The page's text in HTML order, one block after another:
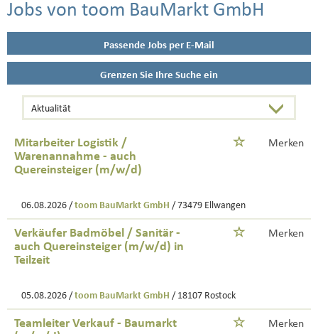
Jobs von toom BauMarkt GmbH
Passende Jobs per E-Mail
Grenzen Sie Ihre Suche ein
Mitarbeiter Logistik /
Warenannahme - auch
Quereinsteiger (m/w/d)
Merken
06.08.2026 / toom BauMarkt GmbH / 73479 Ellwangen
Verkäufer Badmöbel / Sanitär -
auch Quereinsteiger (m/w/d) in
Teilzeit
Merken
05.08.2026 / toom BauMarkt GmbH / 18107 Rostock
Teamleiter Verkauf - Baumarkt
Merken